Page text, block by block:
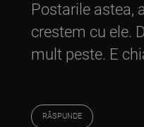
Postarile astea,
crestem cu ele.
mult peste. E
RĂSPUNDE